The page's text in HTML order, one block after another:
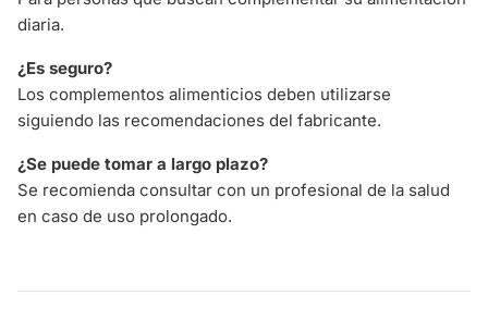
diaria.
¿Es seguro?
Los complementos alimenticios deben utilizarse
siguiendo las recomendaciones del fabricante.
¿Se puede tomar a largo plazo?
Se recomienda consultar con un profesional de la salud
en caso de uso prolongado.